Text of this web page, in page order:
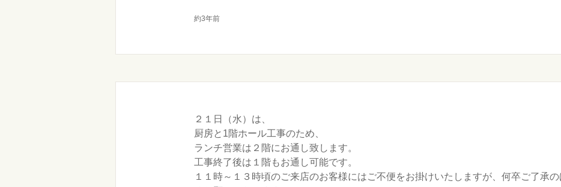
約3年前
２１日（水）は、
厨房と1階ホール工事のため、
ランチ営業は２階にお通し致します。
工事終了後は１階もお通し可能です。
１１時～１３時頃のご来店のお客様にはご不便をお掛けいたしますが、何卒ご了承